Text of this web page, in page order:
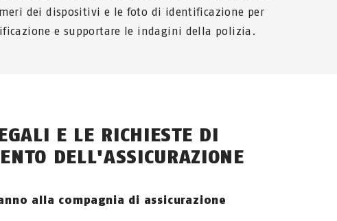
dei dispositivi e le foto di identificazione per
e supportare le indagini della polizia.
E LE RICHIESTE DI
DELL'ASSICURAZIONE
alla compagnia di assicurazione